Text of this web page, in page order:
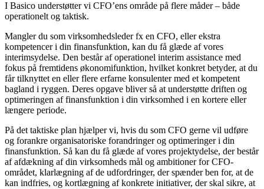
I Basico understøtter vi CFO’ens område på flere måder – både
operationelt og taktisk.
Mangler du som virksomhedsleder fx en CFO, eller ekstra
kompetencer i din finansfunktion, kan du få glæde af vores
interimsydelse. Den består af operationel interim assistance med
fokus på fremtidens økonomifunktion, hvilket konkret betyder, at du
får tilknyttet en eller flere erfarne konsulenter med et kompetent
bagland i ryggen. Deres opgave bliver så at understøtte driften og
optimeringen af finansfunktion i din virksomhed i en kortere eller
længere periode.
På det taktiske plan hjælper vi, hvis du som CFO gerne vil udføre
og forankre organisatoriske forandringer og optimeringer i din
finansfunktion. Så kan du få glæde af vores projektydelse, der består
af afdækning af din virksomheds mål og ambitioner for CFO-
området, klarlægning af de udfordringer, der spænder ben for, at de
kan indfries, og kortlægning af konkrete initiativer, der skal sikre, at